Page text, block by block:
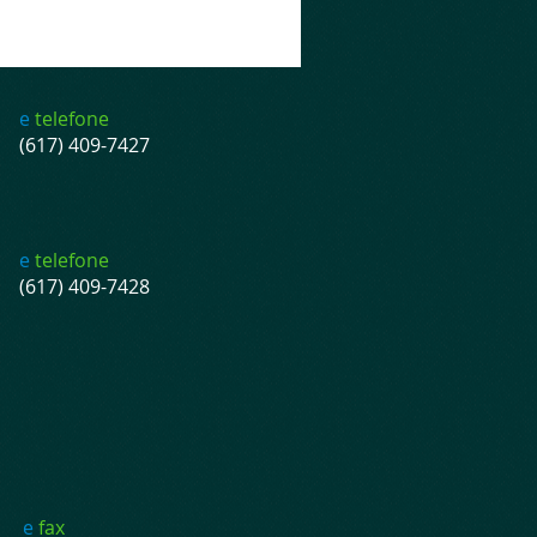
e telefone
(617) 409-7427
e telefone
(617) 409-7428
e fax